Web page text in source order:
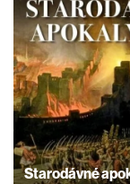
Starodávné